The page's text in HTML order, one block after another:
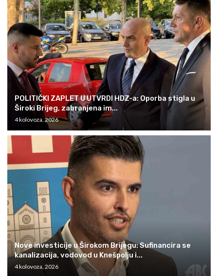
POLITIČKI ZAPLET U UTVRDI HDZ-a: Oporba stigla u
Široki Brijeg, zabranjena im...
4 kolovoza, 2026
Nove investicije u Širokom Brijegu: Sufinancira se
kanalizacija, vodovod u Knešpolju i...
4 kolovoza, 2026